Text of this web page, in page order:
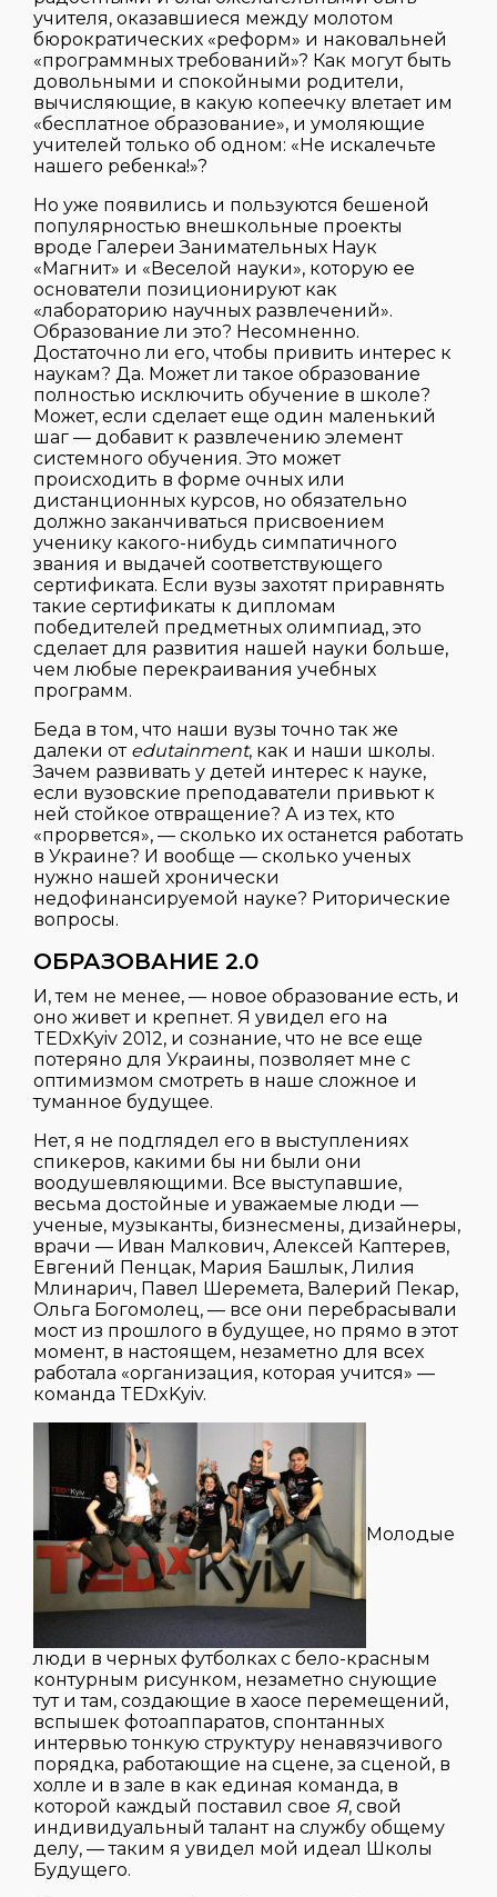
учителя, оказавшиеся между молотом
бюрократических «реформ» и наковальней
«программных требований»? Как могут быть
довольными и спокойными родители,
вычисляющие, в какую копеечку влетает им
«бесплатное образование», и умоляющие
учителей только об одном: «Не искалечьте
нашего ребенка!»?
Но уже появились и пользуются бешеной
популярностью внешкольные проекты
вроде Галереи Занимательных Наук
«Магнит» и «Веселой науки», которую ее
основатели позиционируют как
«лабораторию научных развлечений».
Образование ли это? Несомненно.
Достаточно ли его, чтобы привить интерес к
наукам? Да. Может ли такое образование
полностью исключить обучение в школе?
Может, если сделает еще один маленький
шаг — добавит к развлечению элемент
системного обучения. Это может
происходить в форме очных или
дистанционных курсов, но обязательно
должно заканчиваться присвоением
ученику какого-нибудь симпатичного
звания и выдачей соответствующего
сертификата. Если вузы захотят приравнять
такие сертификаты к дипломам
победителей предметных олимпиад, это
сделает для развития нашей науки больше,
чем любые перекраивания учебных
программ.
Беда в том, что наши вузы точно так же
далеки от edutainment, как и наши школы.
Зачем развивать у детей интерес к науке,
если вузовские преподаватели привьют к
ней стойкое отвращение? А из тех, кто
«прорвется», — сколько их останется работать
в Украине? И вообще — сколько ученых
нужно нашей хронически
недофинансируемой науке? Риторические
вопросы.
ОБРАЗОВАНИЕ 2.0
И, тем не менее, — новое образование есть, и
оно живет и крепнет. Я увидел его на
TEDxKyiv 2012, и сознание, что не все еще
потеряно для Украины, позволяет мне с
оптимизмом смотреть в наше сложное и
туманное будущее.
Нет, я не подглядел его в выступлениях
спикеров, какими бы ни были они
воодушевляющими. Все выступавшие,
весьма достойные и уважаемые люди —
ученые, музыканты, бизнесмены, дизайнеры,
врачи — Иван Малкович, Алексей Каптерев,
Евгений Пенцак, Мария Башлык, Лилия
Млинарич, Павел Шеремета, Валерий Пекар,
Ольга Богомолец, — все они перебрасывали
мост из прошлого в будущее, но прямо в этот
момент, в настоящем, незаметно для всех
работала «организация, которая учится» —
команда TEDxKyiv.
Молодые
люди в черных футболках с бело-красным
контурным рисунком, незаметно снующие
тут и там, создающие в хаосе перемещений,
вспышек фотоаппаратов, спонтанных
интервью тонкую структуру ненавязчивого
порядка, работающие на сцене, за сценой, в
холле и в зале в как единая команда, в
которой каждый поставил свое Я, свой
индивидуальный талант на службу общему
делу, — таким я увидел мой идеал Школы
Будущего.